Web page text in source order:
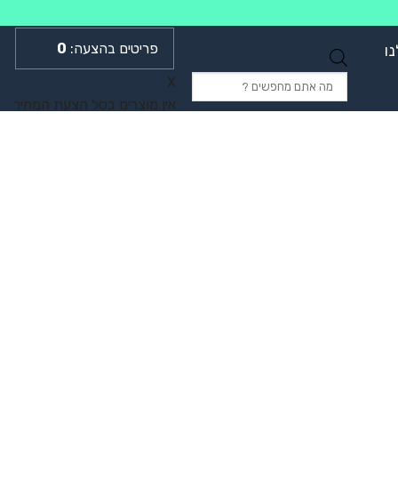
0
X
אין מוצרים בסל הצעת המחיר